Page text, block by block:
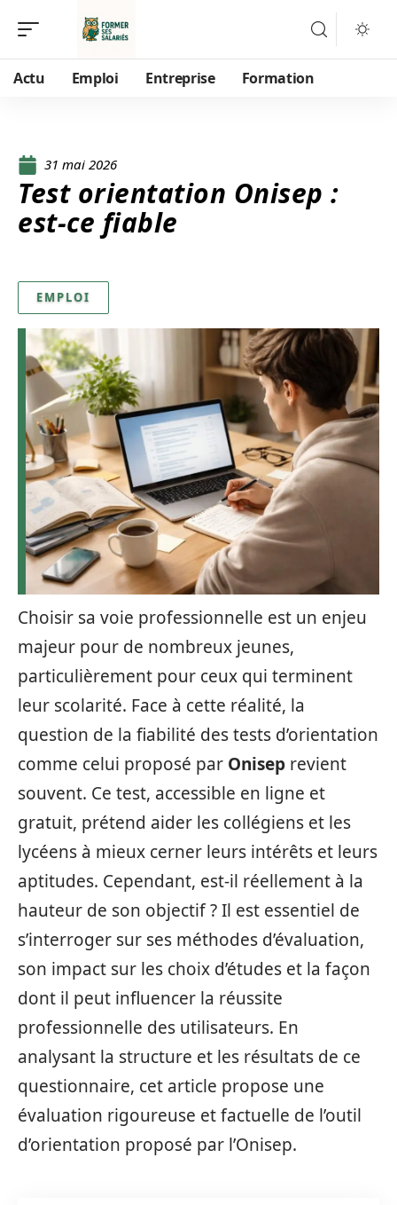
Actu Emploi Entreprise Formation
31 mai 2026
Test orientation Onisep :
est-ce fiable
EMPLOI
Choisir sa voie professionnelle est un enjeu
majeur pour de nombreux jeunes,
particulièrement pour ceux qui terminent
leur scolarité. Face à cette réalité, la
question de la fiabilité des tests d’orientation
comme celui proposé par Onisep revient
souvent. Ce test, accessible en ligne et
gratuit, prétend aider les collégiens et les
lycéens à mieux cerner leurs intérêts et leurs
aptitudes. Cependant, est-il réellement à la
hauteur de son objectif ? Il est essentiel de
s’interroger sur ses méthodes d’évaluation,
son impact sur les choix d’études et la façon
dont il peut influencer la réussite
professionnelle des utilisateurs. En
analysant la structure et les résultats de ce
questionnaire, cet article propose une
évaluation rigoureuse et factuelle de l’outil
d’orientation proposé par l’Onisep.